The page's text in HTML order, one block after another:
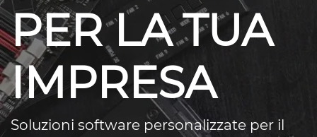
PER LA TUA
IMPRESA
Soluzioni software personalizzate per il